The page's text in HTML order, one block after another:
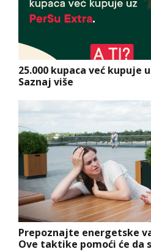
25.000 kupaca već kupuje
Saznaj više
Prepoznajte energetske
Ove taktike pomoći će da